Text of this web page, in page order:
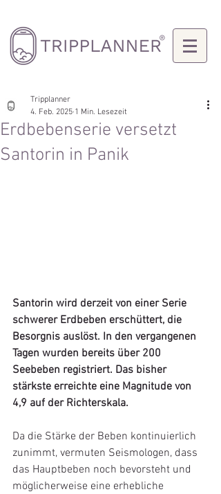
Erdbebenserie versetzt
Santorin in Panik
Tripplanner
4. Feb. 2025 1 Min. Lesezeit
Santorin wird derzeit von einer Serie
schwerer Erdbeben erschüttert, die
Besorgnis auslöst. In den vergangenen
Tagen wurden bereits über 200
Seebeben registriert. Das bisher
stärkste erreichte eine Magnitude von
4,9 auf der Richterskala.
Da die Stärke der Beben kontinuierlich
zunimmt, vermuten Seismologen, dass
das Hauptbeben noch bevorsteht und
möglicherweise eine erhebliche